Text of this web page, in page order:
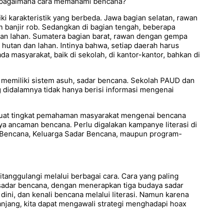
karakteristik yang berbeda. Jawa bagian selatan, rawan
banjir rob. Sedangkan di bagian tengah, beberapa
lahan. Sumatera bagian barat, rawan dengan gempa
dan lahan. Intinya bahwa, setiap daerah harus
masyarakat, baik di sekolah, di kantor-kantor, bahkan di
sistem asuh, sadar bencana. Sekolah PAUD dan
tidak hanya berisi informasi mengenai
tingkat pemahaman masyarakat mengenai bencana
ancaman bencana. Perlu digalakan kampanye literasi di
Keluarga Sadar Bencana, maupun program-
melalui berbagai cara. Cara yang paling
bencana, dengan menerapkan tiga budaya sadar
dan kenali bencana melalui literasi. Namun karena
kita dapat mengawali strategi menghadapi hoax